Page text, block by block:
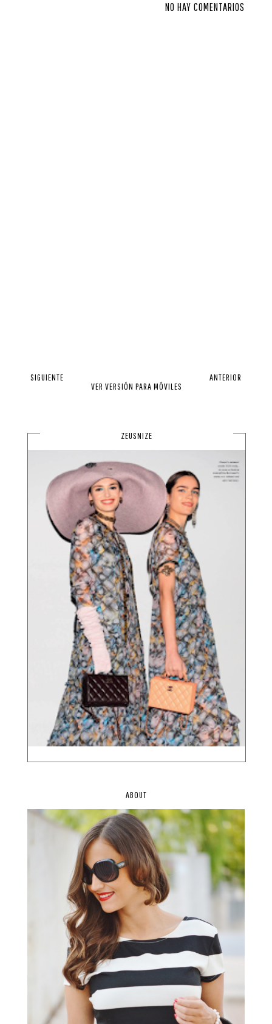
NO HAY COMENTARIOS
SIGUIENTE
ANTERIOR
VER VERSIÓN PARA MÓVILES
ZEUSNIZE
ABOUT